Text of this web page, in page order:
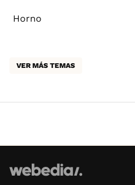
Horno
VER MÁS TEMAS